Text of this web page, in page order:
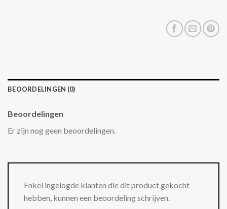
BEOORDELINGEN (0)
Beoordelingen
Er zijn nog geen beoordelingen.
Enkel ingelogde klanten die dit product gekocht
hebben, kunnen een beoordeling schrijven.